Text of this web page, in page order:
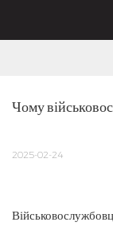
Чому
2025-02-24